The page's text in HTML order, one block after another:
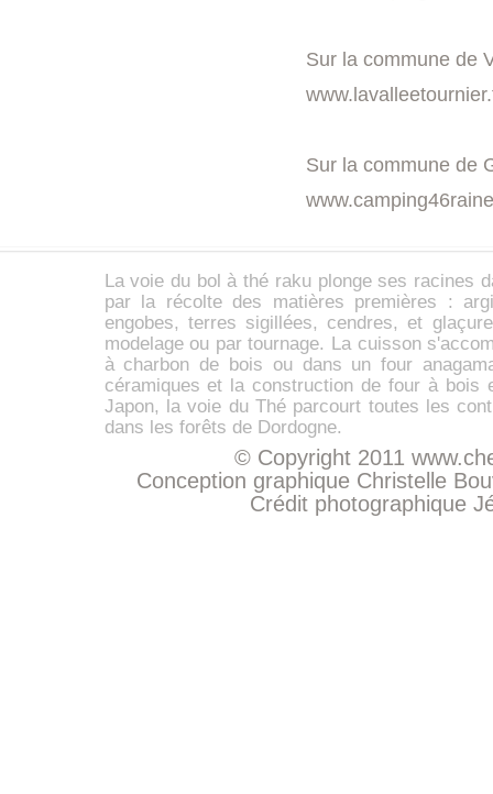
Sur la commune de
Sur la commune de
La voie du bol à thé raku plonge ses racines
par la récolte des matières premières :
engobes, terres sigillées, cendres, et
modelage ou par tournage. La cuisson
à charbon de bois ou dans un four
céramiques et la construction de four à
Japon, la voie du Thé parcourt toutes les
dans les forêts de Dordogne.
© Copyright 2011
Conception graphique Christelle
Crédit photographique